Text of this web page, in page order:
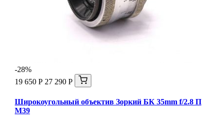
-28%
19 650 Р 27 290 Р
Широкоугольный объектив Зоркий БК 35mm f/2.8 П
М39